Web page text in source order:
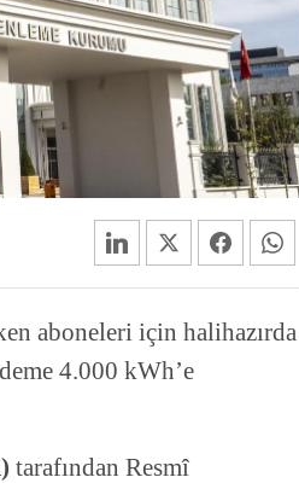
aboneleri için halihazırda
4.000 kWh’e
tarafından Resmî